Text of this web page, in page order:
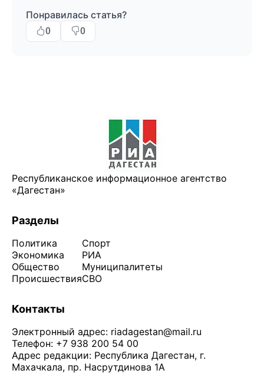
Понравилась статья?
0 0
Республиканское информационное агентство
«Дагестан»
Разделы
Политика
Экономика
Общество
Происшествия
Спорт
РИА
Муниципалитеты
СВО
Контакты
Электронный адрес: riadagestan@mail.ru
Телефон: +7 938 200 54 00
Адрес редакции: Республика Дагестан, г.
Махачкала, пр. Насрутдинова 1А